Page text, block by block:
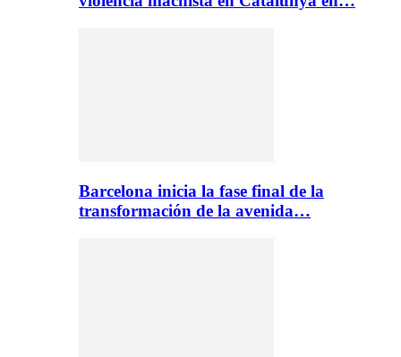
Barcelona inicia la fase final de la
transformación de la avenida…